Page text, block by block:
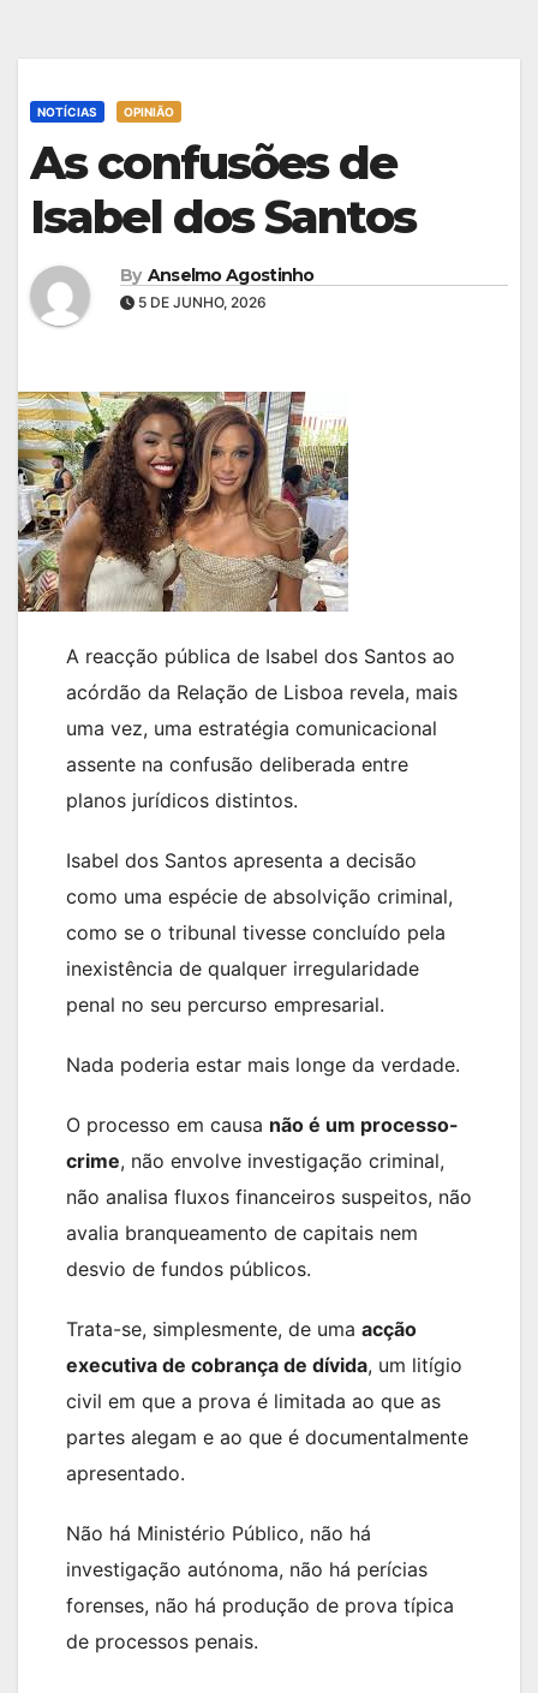
NOTÍCIAS OPINIÃO
As confusões de
Isabel dos Santos
By Anselmo Agostinho
5 DE JUNHO, 2026
A reacção pública de Isabel dos Santos ao
acórdão da Relação de Lisboa revela, mais
uma vez, uma estratégia comunicacional
assente na confusão deliberada entre
planos jurídicos distintos.
Isabel dos Santos apresenta a decisão
como uma espécie de absolvição criminal,
como se o tribunal tivesse concluído pela
inexistência de qualquer irregularidade
penal no seu percurso empresarial.
Nada poderia estar mais longe da verdade.
O processo em causa não é um processo-
crime, não envolve investigação criminal,
não analisa fluxos financeiros suspeitos, não
avalia branqueamento de capitais nem
desvio de fundos públicos.
Trata-se, simplesmente, de uma acção
executiva de cobrança de dívida, um litígio
civil em que a prova é limitada ao que as
partes alegam e ao que é documentalmente
apresentado.
Não há Ministério Público, não há
investigação autónoma, não há perícias
forenses, não há produção de prova típica
de processos penais.